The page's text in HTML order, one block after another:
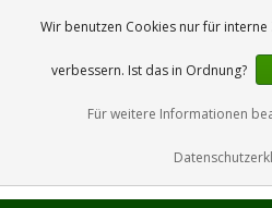
Wir benutzen Cookies nur für
verbessern. Ist das in Ordnung?
Für weitere Informationen